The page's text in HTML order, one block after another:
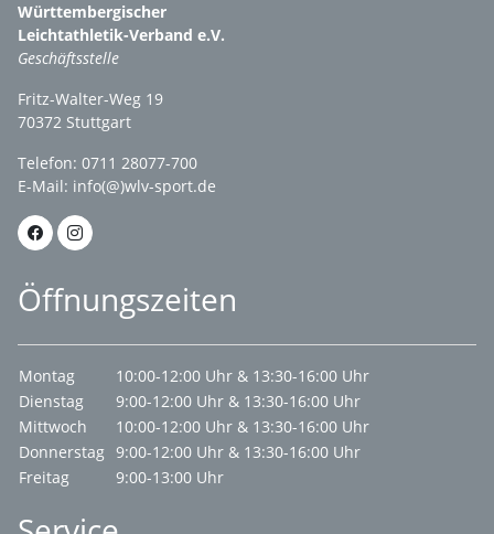
Württembergischer
Leichtathletik-Verband e.V.
Geschäftsstelle
Fritz-Walter-Weg 19
70372 Stuttgart
Telefon: 0711 28077-700
E-Mail: info(@)wlv-sport.de
Öffnungszeiten
Montag
10:00-12:00 Uhr & 13:30-16:00 Uhr
Dienstag
9:00-12:00 Uhr & 13:30-16:00 Uhr
Mittwoch
10:00-12:00 Uhr & 13:30-16:00 Uhr
Donnerstag 9:00-12:00 Uhr & 13:30-16:00 Uhr
Freitag
9:00-13:00 Uhr